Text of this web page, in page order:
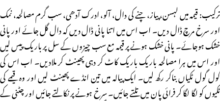
ترکیب: قیمہ میں لہسن، پیاز، چنے کی دال، آلو، ادرک آدھی، سب گرم مصالحہ، نمک
اور سرخ مرچ ڈال دیں۔ اب اس میں اتنا پانی ڈال دیں کہ دال گل جائے اور پانی
خشک ہوجائے۔ پانی خشک ہونے پر قیمہ مع سب چیزوں کے سل پر باریک پیس لیں
اور اس میں ہرا مصالحہ باریک باریک کاٹ کر دہی پھینٹ کر ملادیں۔ اب اس کی
گول گول ٹکیاں بناکر رکھ لیں۔ ایک پیالہ میں تین انڈے پھینٹ لیں اور وہ قیمے کی
ٹکیوں کو لگا لگا کر فرائی پان میں تلتے جائیں۔ سرخ ہونے پر نکالتے جائیں اور چٹنی کے